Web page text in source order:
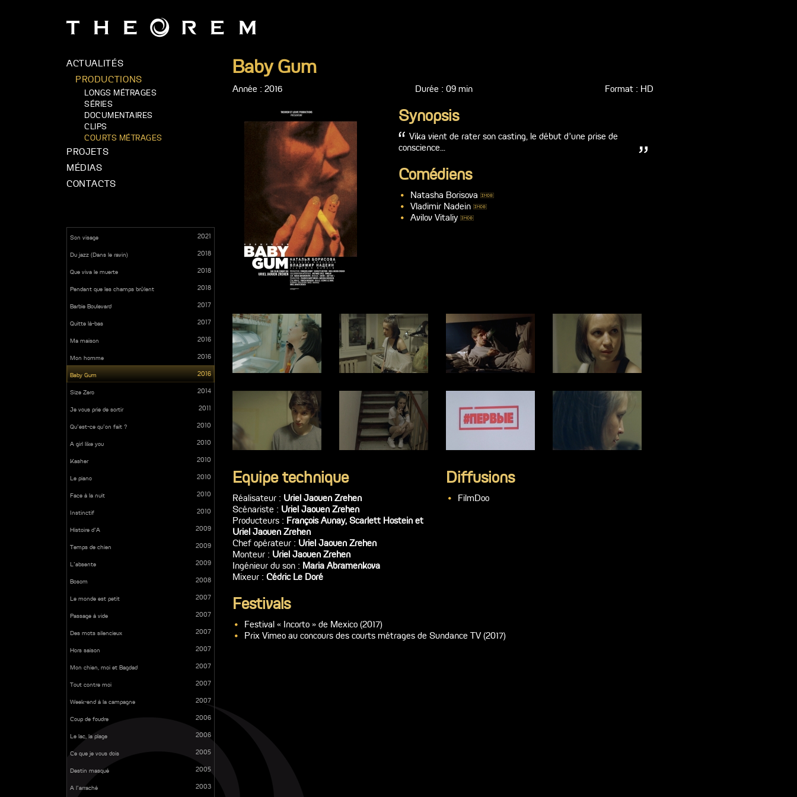
ACTUALITÉS
PRODUCTIONS
LONGS MÉTRAGES
SÉRIES
DOCUMENTAIRES
CLIPS
COURTS MÉTRAGES
PROJETS
MÉDIAS
CONTACTS
Son visage 2021
Du jazz (Dans le ravin) 2018
Que viva le muerte 2018
Pendant que les champs brûlent 2018
Barbie Boulevard 2017
Quitte là-bas 2017
Ma maison 2016
Mon homme 2016
Baby Gum 2016
Size Zero 2014
Je vous prie de sortir 2011
Qu’est-ce qu’on fait ? 2010
A girl like you 2010
Kasher 2010
Le piano 2010
Face à la nuit 2010
Instinctif 2010
Histoire d’A 2009
Temps de chien 2009
L’absente 2009
Bosom 2008
Le monde est petit 2007
Passage à vide 2007
Des mots silencieux 2007
Hors saison 2007
Mon chien, moi et Bagdad 2007
Tout contre moi 2007
Week-end à la campagne 2007
Coup de foudre 2006
Le lac, la plage 2006
Ce que je vous dois 2005
Destin masqué 2005
A l’arraché 2003
Baby Gum
Année : 2016 Format : HD
Durée : 09 min
Synopsis
Vika vient de rater son casting, le début d'une prise de
conscience...
Comédiens
Natasha Borisova
Vladimir Nadein
Avilov Vitaliy
Equipe technique
Réalisateur : Uriel Jaouen Zrehen
Scénariste : Uriel Jaouen Zrehen
Producteurs : François Aunay, Scarlett Hostein et
Uriel Jaouen Zrehen
Chef opérateur : Uriel Jaouen Zrehen
Monteur : Uriel Jaouen Zrehen
Ingénieur du son : Maria Abramenkova
Mixeur : Cédric Le Doré
Diffusions
FilmDoo
Festivals
Festival « Incorto » de Mexico (2017)
Prix Vimeo au concours des courts métrages de Sundance TV (2017)